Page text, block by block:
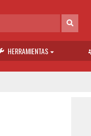
HERRAMIENTAS